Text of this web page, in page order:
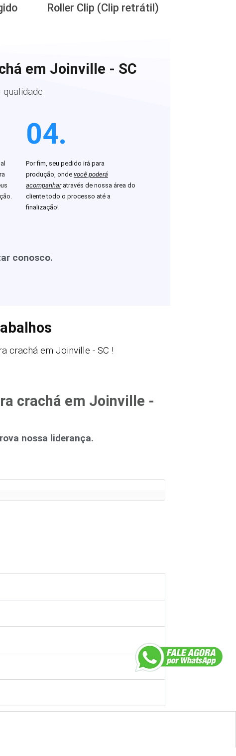
Roller Clip (Clip retrátil)
em Joinville - SC
04.
Por fim, seu pedido irá para
produção, onde você poderá
acompanharatravés de nossa área do
cliente todo o processo até a
finalização!
conosco.
crachá em Joinville - SC !
crachá em Joinville -
nossa liderança.